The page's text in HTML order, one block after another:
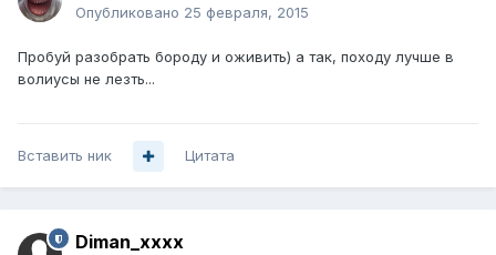
Опубликовано 25 февраля, 2015
Пробуй разобрать бороду и оживить) а так, походу лучше в
волиусы не лезть...
Вставить ник Цитата
Diman_xxxx